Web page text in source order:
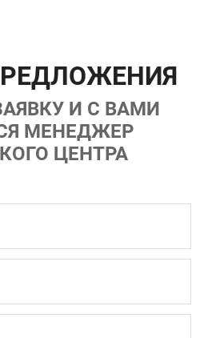
И С ВАМИ
МЕНЕДЖЕР
ЦЕНТРА